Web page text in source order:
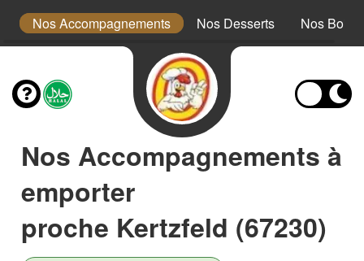
Nos Accompagnements Nos Desserts Nos
Nos Accompagnements à
emporter
proche Kertzfeld (67230)